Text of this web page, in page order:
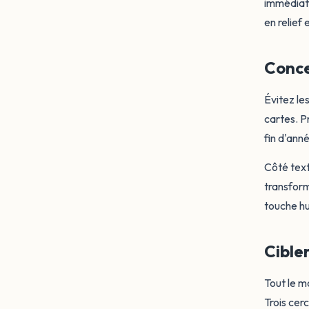
en relief
Évitez
cartes.
fin
Côté
touche
Tout le
Trois